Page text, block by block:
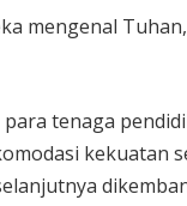
mengenal
tenaga
kekuatan